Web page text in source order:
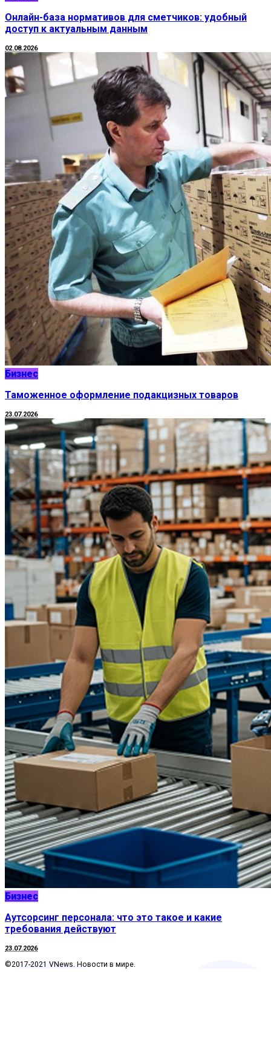
Онлайн-база нормативов для сметчиков: удобный
доступ к актуальным данным
02.08.2026
Бизнес
Таможенное оформление подакцизных товаров
23.07.2026
Бизнес
Аутсорсинг персонала: что это такое и какие
требования действуют
23.07.2026
©2017-2021 VNews. Новости в мире.